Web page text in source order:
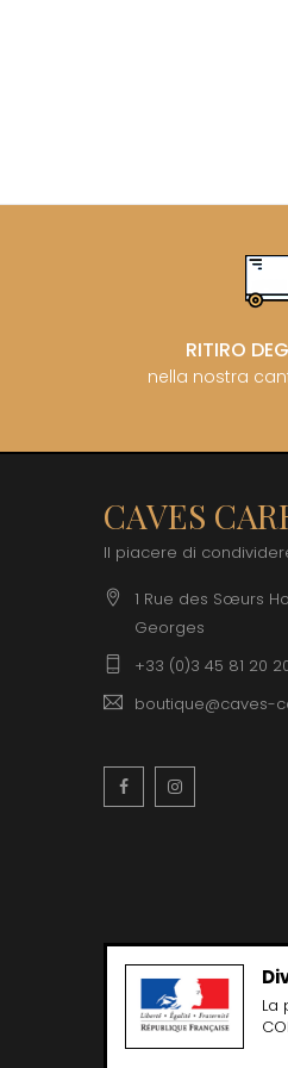
RITIRO
nella nostra
CAVES
Il piacere di
1 Rue des Sœurs
Georges
+33 (0)3 45 81 20
boutique@caves-
Facebook
La